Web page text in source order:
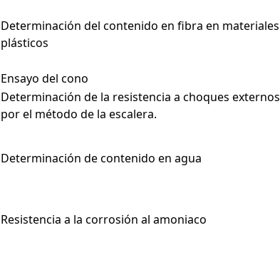
Determinación del contenido en fibra en materiales
plásticos
Ensayo del cono
Determinación de la resistencia a choques externos
por el método de la escalera.
Determinación de contenido en agua
Resistencia a la corrosión al amoniaco